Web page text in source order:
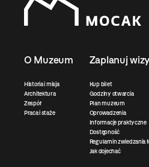
O Muzeum
Historia i misja
Architektura
Zespół
Praca i staże
Zaplanuj
Kup bilet
Godziny otwarcia
Plan muzeum
Oprowadzenia
Informacje praktyczne
Dostępność
Regulamin zwiedzania
Jak dojechać